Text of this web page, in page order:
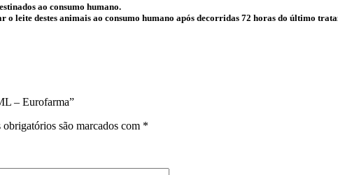
ao consumo humano.
o leite destes animais ao consumo humano após decorridas 72 horas do último
– Eurofarma”
obrigatórios são marcados com *